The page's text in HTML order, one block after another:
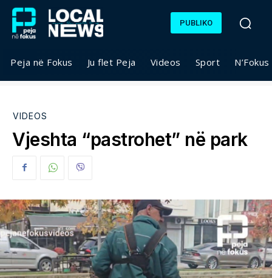
PUBLIKO
Peja në Fokus Ju flet Peja Videos Sport
VIDEOS
Vjeshta “pastrohet” në park